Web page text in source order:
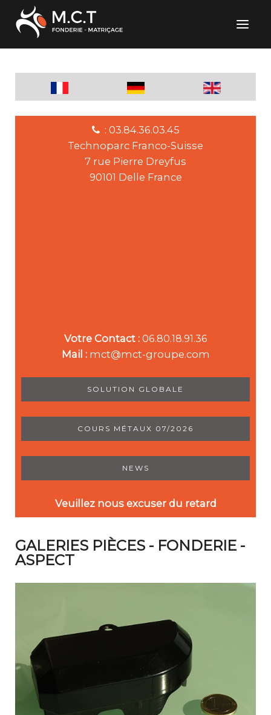
GALERIES PIÈCES - FONDERIE -
ASPECT
: 03.84.36.03.45
Technoparc Franco-Suisse
7 rue Pierre Dreyfus
90101 Delle France
Votre Contact : 06.80.18.91.36
Mail : mct@mct-groupe.com
SOLUTION GLOBALE
COURS MÉTAUX 07/2026
NEWS
Veuillez nous excuser du retard